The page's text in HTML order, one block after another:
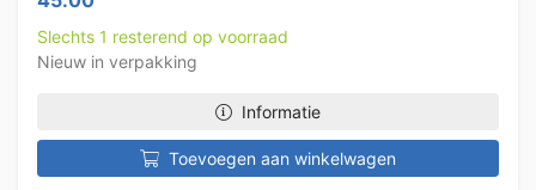
Slechts 1 resterend op voorraad
Nieuw in verpakking
Informatie
Toevoegen aan winkelwagen